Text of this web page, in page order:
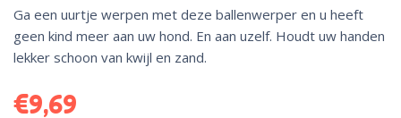
Ga een uurtje werpen met deze ballenwerper en u heeft
geen kind meer aan uw hond. En aan uzelf. Houdt uw handen
lekker schoon van kwijl en zand.
€9,69